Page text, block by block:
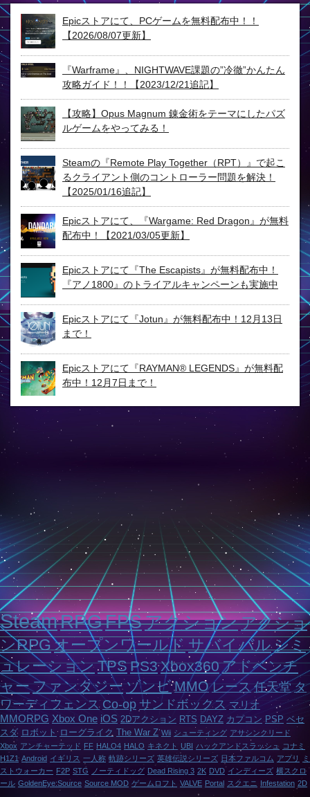
Epicストアにて、PCゲームを無料配布中！！
【2026/08/07更新】
『Warframe』、NIGHTWAVE課題の”冷徹”かんたん
攻略ガイド！！【2023/12/21追記】
【攻略】Opus Magnum 錬金術をテーマにしたパズ
ルゲームをやってみる！
Steamの『Remote Play Together（RPT）』で起こ
るクライアント側のコントローラー問題を解決！
【2025/01/16追記】
Epicストアにて、『Wargame: Red Dragon』が無料
配布中！【2021/03/05更新】
Epicストアにて『The Escapists』が無料配布中！
『アノ1800』のトライアルキャンペーンも実施中
Epicストアにて『Jotun』が無料配布中！12月13日
まで！
Epicストアにて『RAYMAN® LEGENDS』が無料配
布中！12月7日まで！
SteamRPGFPSアクションアクショ
ンRPGオープンワールド サバイバルシミ
ュレーションTPSPS3Xbox360アドベンチ
ャーファンタジーゾンビMMOレース 任天堂 タ
ワーディフェンス Co-op サンドボックス マリオ
MMORPG Xbox One iOS 2Dアクション RTS DAYZ カプコン PSP ベセ
スダ ロボット ローグライク The War Z Wii シューティング アサシンクリード
Xbox アンチャーテッド FF HALO4 HALO キネクト UBI ハックアンドスラッシュ コナミ
H1Z1 Android イギリス 一人称 軌跡シリーズ 英雄伝説シリーズ 日本ファルコム アプリ
ミ
ストウォーカー F2P STG ノーティドッグ Dead Rising 3 2K DVD インディーズ 横スクロ
ール GoldenEye:Source Source MOD ゲームロフト VALVE Portal スクエニ Infestation 2D